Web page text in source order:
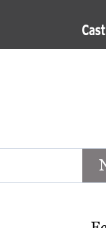
Pasar al contenido
Noticias